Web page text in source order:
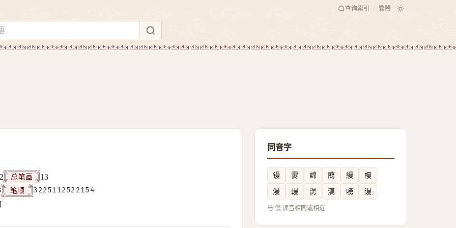
查询索引 繁體
2 总笔画
13
笔顺
3225112522154
同音字
镘 䨫 䛲 蔄 縵
槾
漫
䡬 澷 澫 㗈 谩
与 僈 读音相同或相近